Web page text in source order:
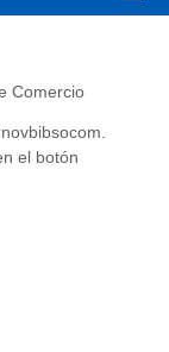
Comercio
el botón